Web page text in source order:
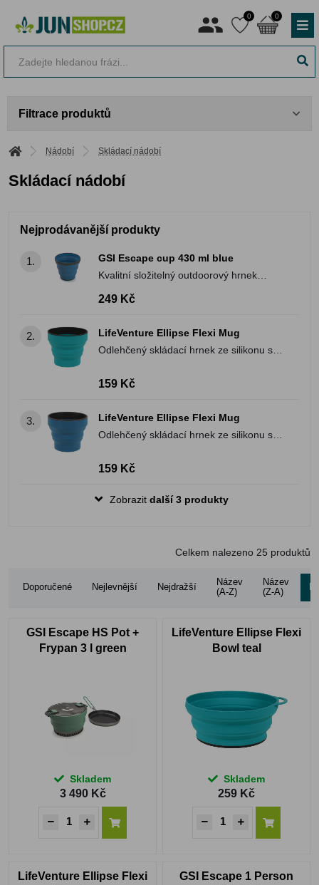
0 0
Filtrace produktů
Nádobí Skládací nádobí
Skládací nádobí
Nejprodávanější produkty
1.
GSI Escape cup 430 ml blue
Kvalitní složitelný outdoorový hrnek
přímo určený na dlouhé výlety
249 Kč
2.
LifeVenture Ellipse Flexi Mug
Odlehčený skládací hrnek ze silikonu s
-40°C do 230°C
159 Kč
3.
LifeVenture Ellipse Flexi Mug
Odlehčený skládací hrnek ze silikonu s
-40°C do 230°C
159 Kč
Zobrazit další 3 produkty
Celkem nalezeno 25 produktů
Doporučené Nejlevnější Nejdražší
Název
(A-Z)
Název
(Z-A)
GSI Escape HS Pot +
Frypan 3 l green
Skladem
3 490 Kč
LifeVenture Ellipse Flexi
Bowl teal
Skladem
259 Kč
LifeVenture Ellipse Flexi
GSI Escape 1 Person